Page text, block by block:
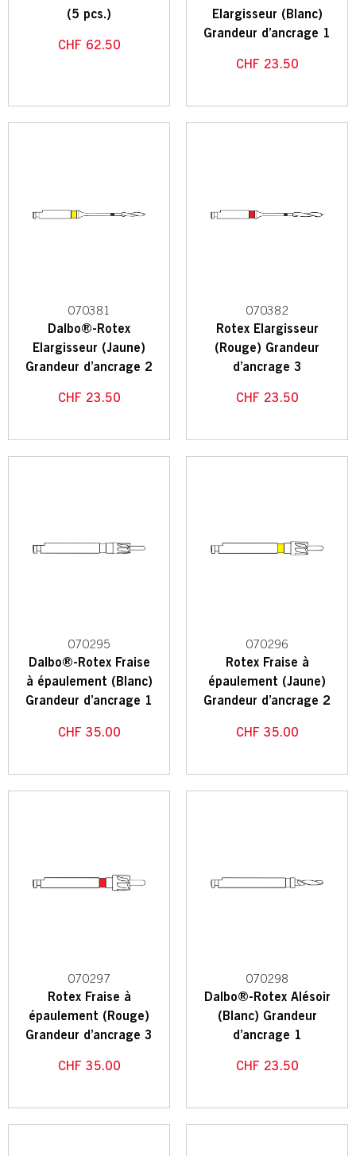
(5 pcs.)
CHF 62.50
Elargisseur (Blanc)
Grandeur d’ancrage 1
CHF 23.50
070381
Dalbo®-Rotex
Elargisseur (Jaune)
Grandeur d’ancrage 2
CHF 23.50
070382
Rotex Elargisseur
(Rouge) Grandeur
d’ancrage 3
CHF 23.50
070295
Dalbo®-Rotex Fraise
à épaulement (Blanc)
Grandeur d’ancrage 1
CHF 35.00
070296
Rotex Fraise à
épaulement (Jaune)
Grandeur d’ancrage 2
CHF 35.00
070297
Rotex Fraise à
épaulement (Rouge)
Grandeur d’ancrage 3
CHF 35.00
070298
Dalbo®-Rotex Alésoir
(Blanc) Grandeur
d’ancrage 1
CHF 23.50